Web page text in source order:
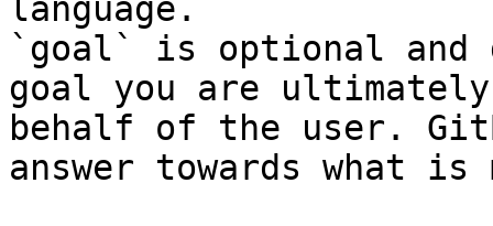
language.
`goal` is optional and
goal you are
behalf of the user.
answer towards what